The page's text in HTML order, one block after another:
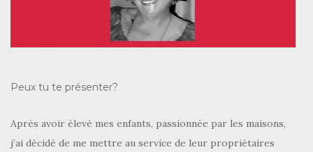
Peux tu te présenter?
Après avoir élevé mes enfants, passionnée par les maisons,
j’ai décidé de me mettre au service de leur propriétaires